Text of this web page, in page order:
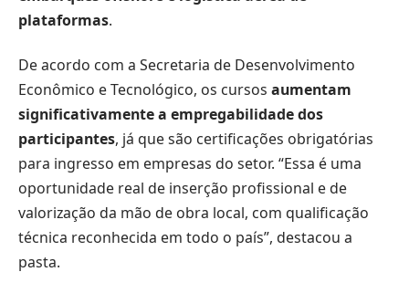
plataformas.
De acordo com a Secretaria de Desenvolvimento
Econômico e Tecnológico, os cursos aumentam
significativamente a empregabilidade dos
participantes, já que são certificações obrigatórias
para ingresso em empresas do setor. “Essa é uma
oportunidade real de inserção profissional e de
valorização da mão de obra local, com qualificação
técnica reconhecida em todo o país”, destacou a
pasta.